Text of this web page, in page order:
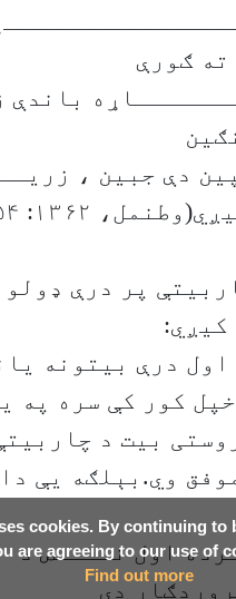
ته ګورې
باندې
دې جبین ،
۱۳۶۲: ۵۴ مخ)
پر درې
کیږي:
اول درې بیتونه
کور کې سره په
بیت د
وي.بېلګه یې
اول نــــص د
دی
cookies. By continuing to
are agreeing to our use of
Find out more